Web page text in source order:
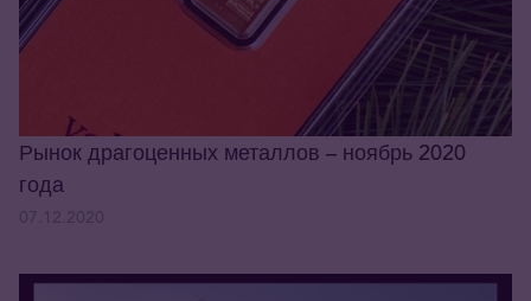
Рынок драгоценных металлов – ноябрь 2020
года